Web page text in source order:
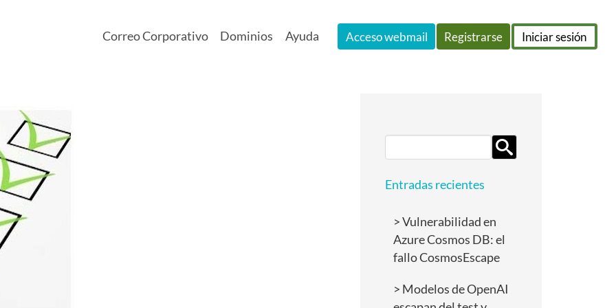
Correo Corporativo Dominios Ayuda Iniciar sesión
Registrarse
Acceso webmail
for:
Entradas recientes
Vulnerabilidad en
Azure Cosmos DB: el
fallo CosmosEscape
Modelos de OpenAI